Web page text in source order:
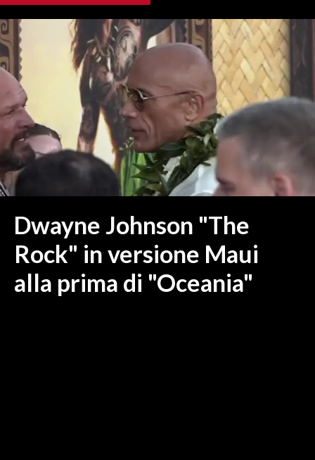
PROVINCIA DI CAGLIARI
SULCIS IGLESIENTE
MEDIO CAMPIDANO
ORISTANO E PROVINCIA
SASSARI E PROVINCIA
GALLURA
NUORO E PROVINCIA
OGLIASTRA
ITALIA
MONDO
Dwayne Johnson "The
Rock" in versione Maui
alla prima di "Oceania"